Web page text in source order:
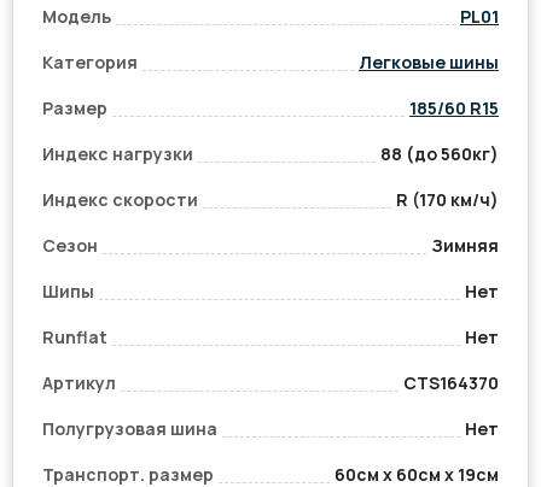
Модель
PL01
Категория
Легковые шины
Размер
185/60 R15
Индекс нагрузки
88 (до 560кг)
Индекс скорости
R (170 км/ч)
Сезон
Зимняя
Шипы
Нет
Runflat
Нет
Артикул
CTS164370
Полугрузовая шина
Нет
Транспорт. размер
60см x 60см x 19см